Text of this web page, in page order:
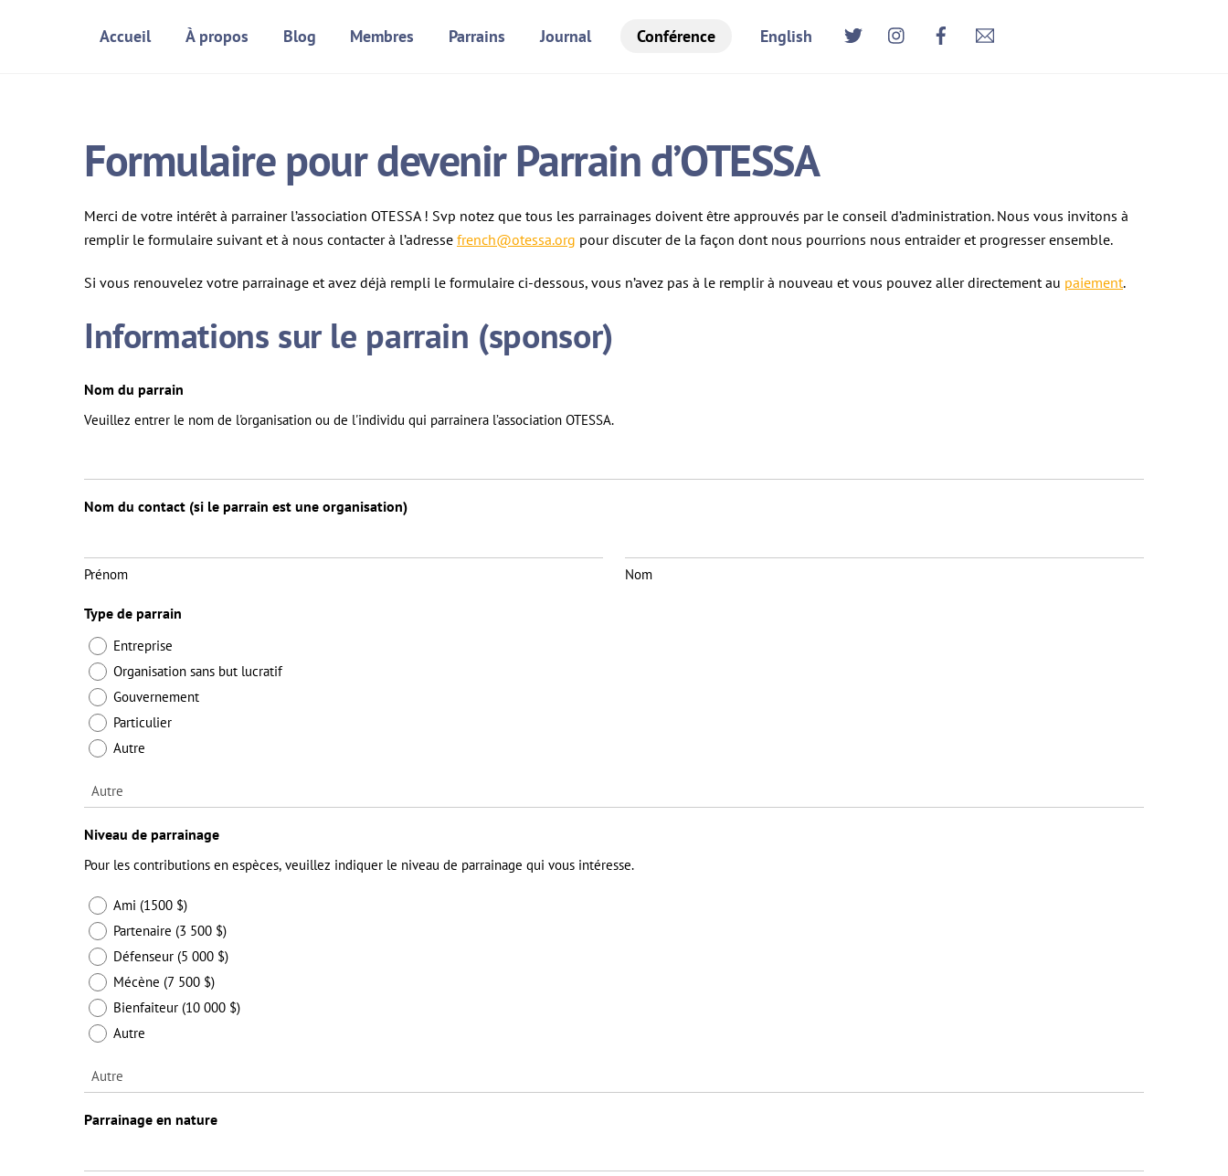
Accueil À propos Blog Membres Parrains Journal Conférence English
Formulaire pour devenir Parrain d’OTESSA
Merci de votre intérêt à parrainer l’association OTESSA ! Svp notez que tous les parrainages doivent être approuvés par le conseil d’administration. Nous vous invitons à
remplir le formulaire suivant et à nous contacter à l’adresse french@otessa.org pour discuter de la façon dont nous pourrions nous entraider et progresser ensemble.
Si vous renouvelez votre parrainage et avez déjà rempli le formulaire ci-dessous, vous n’avez pas à le remplir à nouveau et vous pouvez aller directement au paiement.
Informations sur le parrain (sponsor)
Nom du parrain
Veuillez entrer le nom de l'organisation ou de l'individu qui parrainera l’association OTESSA.
Nom du contact (si le parrain est une organisation)
Prénom Nom
Type de parrain
Entreprise
Organisation sans but lucratif
Gouvernement
Particulier
Autre
Niveau de parrainage
Pour les contributions en espèces, veuillez indiquer le niveau de parrainage qui vous intéresse.
Ami (1500 $)
Partenaire (3 500 $)
Défenseur (5 000 $)
Mécène (7 500 $)
Bienfaiteur (10 000 $)
Autre
Parrainage en nature